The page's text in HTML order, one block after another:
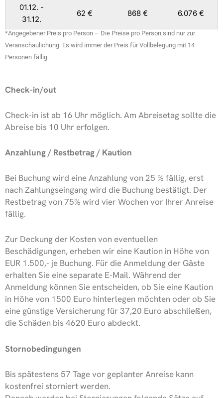
01.12. -
31.12.
62 € 868 € 6.076 €
*Angegebener Preis pro Person – Die Preise pro Person sind nur zur
Veranschaulichung. Es wird immer der Preis für Vollbelegung mit 14
Personen fällig.
Check-in/out
Check-in ist ab 16 Uhr möglich. Am Abreisetag sollte die
Abreise bis 10 Uhr erfolgen.
Anzahlung / Restbetrag / Kaution
Bei Buchung wird eine Anzahlung von 25 % fällig, erst
nach Zahlungseingang wird die Buchung bestätigt. Der
Restbetrag von 75% wird vier Wochen vor Ihrer Anreise
fällig.
Zur Deckung der Kosten von eventuellen
Beschädigungen, erheben wir eine Kaution in Höhe von
EUR 1.500,- je Buchung. Für die Anmeldung der Gäste
erhalten Sie eine separate E-Mail. Während der
Anmeldung können Sie entscheiden, ob Sie eine Kaution
in Höhe von 1500 Euro hinterlegen möchten oder ob Sie
eine günstige Versicherung für 37,20 Euro abschließen,
die Schäden bis 4620 Euro abdeckt.
Stornobedingungen
Bis spätestens 57 Tage vor geplanter Anreise kann
kostenfrei storniert werden.